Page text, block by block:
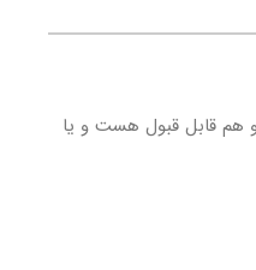
هم قابل قبول هست و یا